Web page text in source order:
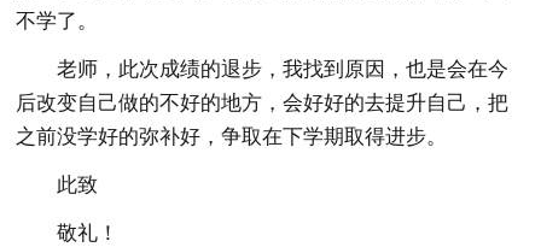
不学了。
老师，此次成绩的退步，我找到原因，也是会在今
后改变自己做的不好的地方，会好好的去提升自己，把
之前没学好的弥补好，争取在下学期取得进步。
此致
敬礼！